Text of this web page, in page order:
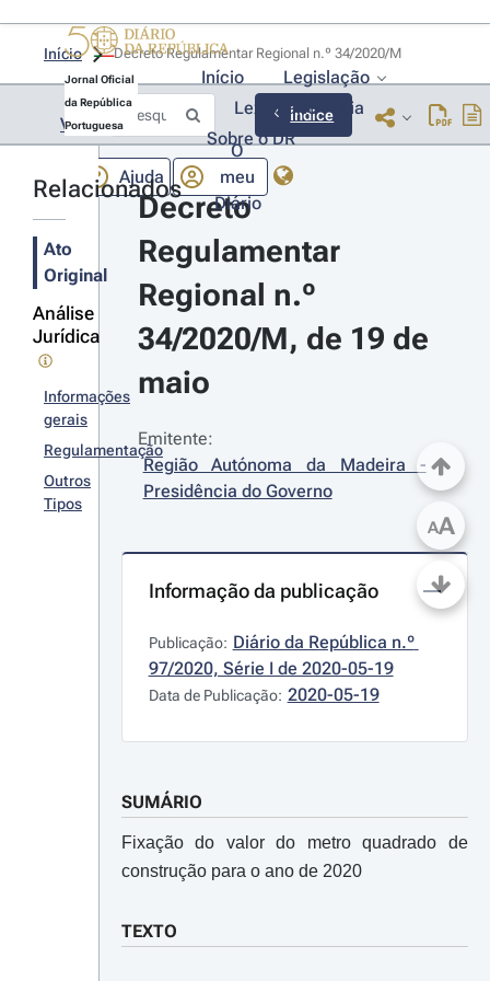
Jornal Oficial
da República
Portuguesa
Início
Legislação
Lexionário
Lia
Sobre o DR
Ajuda
O
meu
Diário
Início
Voltar Índice
Relacionados
Ato
Original
Análise
Jurídica
Informações
gerais
Regulamentação
Outros
Tipos
Decreto
Regulamentar
Regional n.º
34/2020/M, de 19 de
maio
Emitente:
Região Autónoma da Madeira -
Presidência do Governo
Informação da publicação
Publicação: Diário da República n.º
97/2020, Série I de 2020-05-19
Data de Publicação: 2020-05-19
SUMÁRIO
Fixação do valor do metro quadrado de
construção para o ano de 2020
TEXTO
AA